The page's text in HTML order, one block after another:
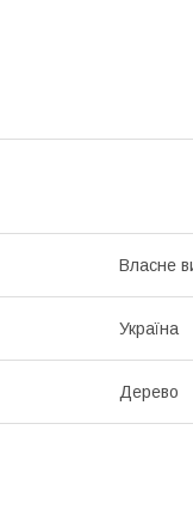
Власне
Україна
Дерево